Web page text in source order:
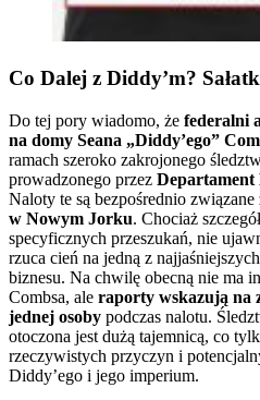
Co Dalej z Diddy’m?
Do tej pory wiadomo, że federalni
na domy Seana „Diddy’ego”
ramach szeroko zakrojonego
prowadzonego przez Departament
Naloty te są bezpośrednio związane
w Nowym Jorku. Chociaż
specyficznych przeszukań, nie
rzuca cień na jedną z
biznesu. Na chwilę obecną nie ma
Combsa, ale raporty wskazują na
jednej osoby podczas nalotu.
otoczona jest dużą tajemnicą, co
rzeczywistych przyczyn i
Diddy’ego i jego imperium.